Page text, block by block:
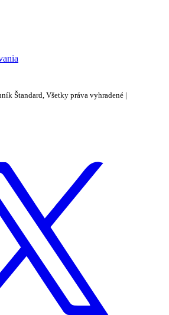
Štandard, Všetky práva vyhradené |